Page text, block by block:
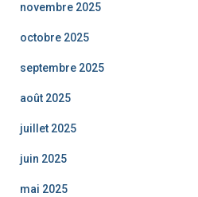
novembre 2025
octobre 2025
septembre 2025
août 2025
juillet 2025
juin 2025
mai 2025